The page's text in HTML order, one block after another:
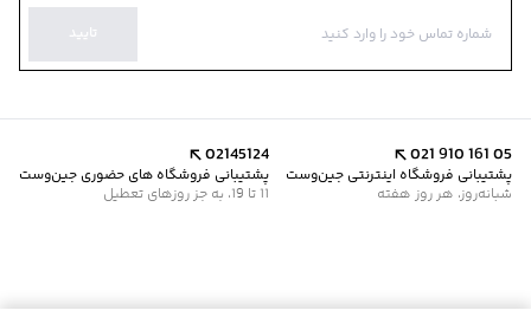
تایید
021 910 161 05
پشتیبانی فروشگاه اینترنتی جین‌وست
شبانه‌روز، هر روز هفته
02145124
پشتیبانی فروشگاه های حضوری جین‌وست
11 تا 19، به جز روزهای تعطیل